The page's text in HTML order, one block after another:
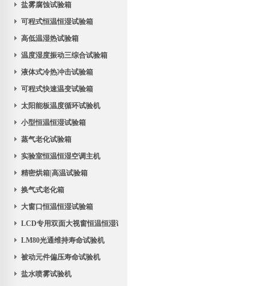
盐雾腐蚀试验箱
可程式恒温恒湿试验箱
高低温湿热试验箱
温度湿度振动三综合试验箱
液体式冷热冲击试验箱
可程式快速温变试验箱
太阳能板温度循环试验机
小型恒温恒湿试验箱
蒸气老化试验箱
实验室恒温恒湿空调主机
精密烘箱|高温试验箱
换气式老化箱
大窗口恒温恒湿试验箱
LCD专用双面大视窗恒温恒湿试验机
LM80光通维持寿命试验机
被动元件偏压寿命试验机
盐水喷雾试验机